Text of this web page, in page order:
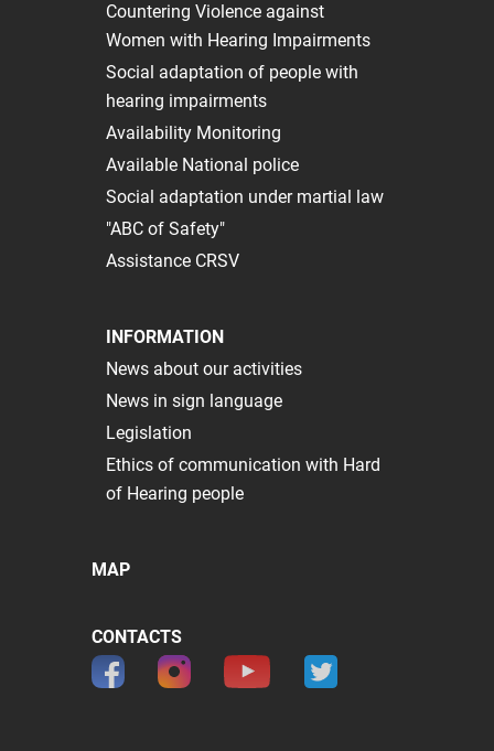
Сountering Violence against
Women with Hearing Impairments
Social adaptation of people with
hearing impairments
Availability Monitoring
Available National police
Social adaptation under martial law
"ABC of Safety"
Assistance CRSV
INFORMATION
News about our activities
News in sign language
Legislation
Ethics of communication with Hard
of Hearing people
MAP
CONTACTS